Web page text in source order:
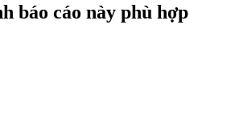
báo cáo này phù hợp